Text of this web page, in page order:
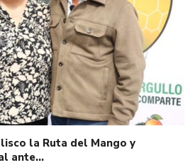
la Ruta del Mango y
ante…